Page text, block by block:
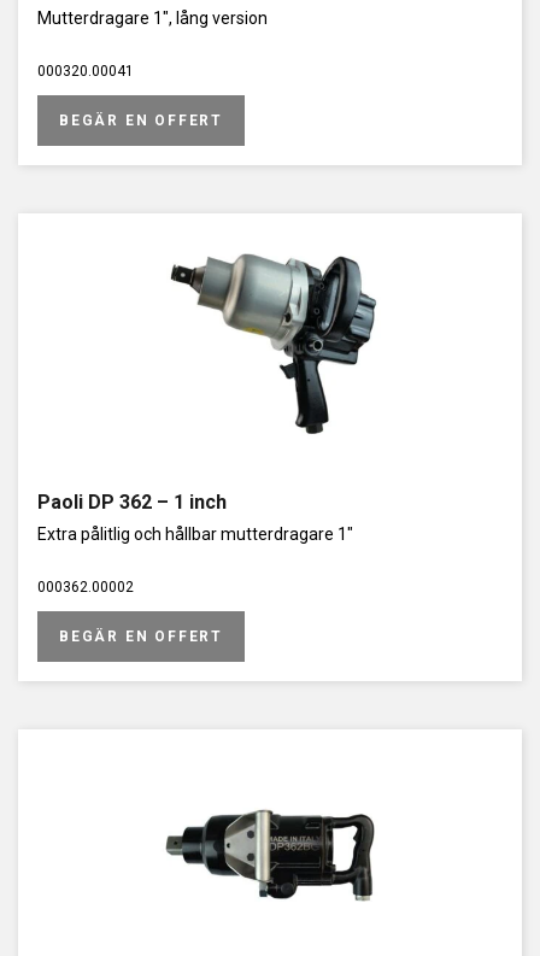
Mutterdragare 1", lång version
000320.00041
BEGÄR EN OFFERT
Paoli DP 362 – 1 inch
Extra pålitlig och hållbar mutterdragare 1"
000362.00002
BEGÄR EN OFFERT